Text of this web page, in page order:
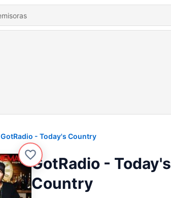
GotRadio - Today's Country
GotRadio - Today's
Country